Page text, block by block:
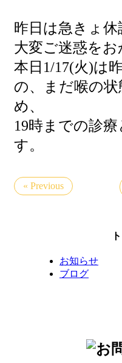
昨日は急きょ休
大変ご迷惑をお
本日1/17(火)は
の、まだ喉の
め、
19時までの診
す。
« Previous
お知らせ
ブログ